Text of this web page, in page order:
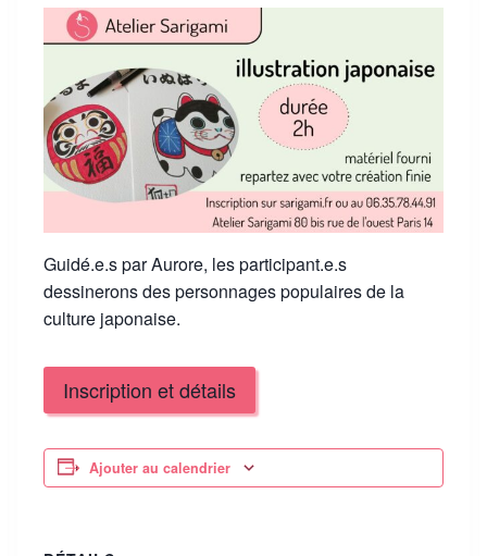
Guidé.e.s par Aurore, les participant.e.s
dessinerons des personnages populaires de la
culture japonaise.
Inscription et détails
Ajouter au calendrier